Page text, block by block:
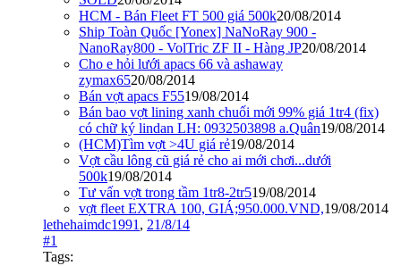
HCM - Bán Fleet FT 500 giá 500k20/08/2014
Ship Toàn Quốc [Yonex] NaNoRay 900 -
NanoRay800 - VolTric ZF II - Hàng JP20/08/2014
Cho e hỏi lưới apacs 66 và ashaway
zymax6520/08/2014
Bán vợt apacs F5519/08/2014
Bán bao vợt lining xanh chuối mới 99% giá 1tr4 (fix)
có chữ ký lindan LH: 0932503898 a.Quân19/08/2014
(HCM)Tìm vợt >4U giá rẻ19/08/2014
Vợt cầu lông cũ giá rẻ cho ai mới chơi...dưới
500k19/08/2014
Tư vấn vợt trong tầm 1tr8-2tr519/08/2014
vợt fleet EXTRA 100, GIÁ;950.000.VND,19/08/2014
lethehaimdc1991 , 21/8/14
#1
Tags: